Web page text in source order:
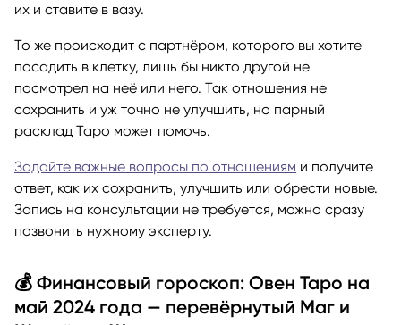
их и ставите в вазу.
То же происходит с партнёром, которого вы хотите
посадить в клетку, лишь бы никто другой не
посмотрел на неё или него. Так отношения не
сохранить и уж точно не улучшить, но парный
расклад Таро может помочь.
Задайте важные вопросы по отношениям и получите
ответ, как их сохранить, улучшить или обрести новые.
Запись на консультации не требуется, можно сразу
позвонить нужному эксперту.
💰 Финансовый гороскоп: Овен Таро на
май 2024 года — перевёрнутый Маг и